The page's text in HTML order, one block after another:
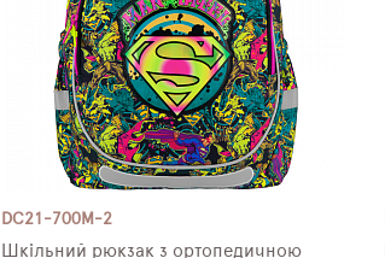
DC21-700M-2
Шкільний рюкзак з ортопедичною